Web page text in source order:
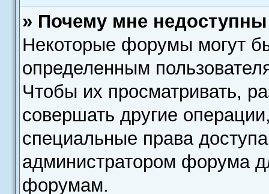
» Почему мне
Некоторые форумы могут
определенным
Чтобы их просматривать,
совершать другие
специальные права
администратором форума
форумам.